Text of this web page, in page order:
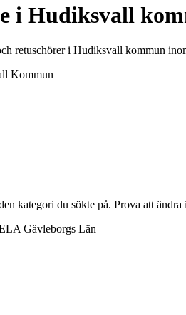
i Hudiksvall
retuschörer i Hudiksvall kommun
Kommun
kategori du sökte på. Prova att
Gävleborgs Län